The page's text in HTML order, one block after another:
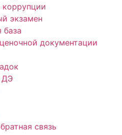
экзамен
база
документации
ДЭ
связь